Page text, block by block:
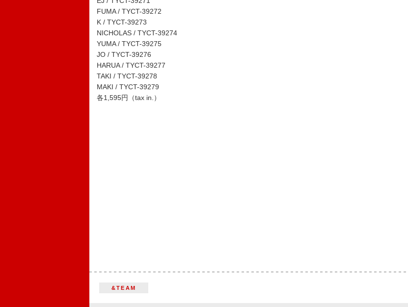
FUMA / TYCT-39272
K / TYCT-39273
NICHOLAS / TYCT-39274
YUMA / TYCT-39275
JO / TYCT-39276
HARUA / TYCT-39277
TAKI / TYCT-39278
MAKI / TYCT-39279
各1,595円（tax in.）
&TEAM